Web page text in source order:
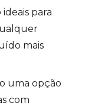
para
mais
uma opção
com